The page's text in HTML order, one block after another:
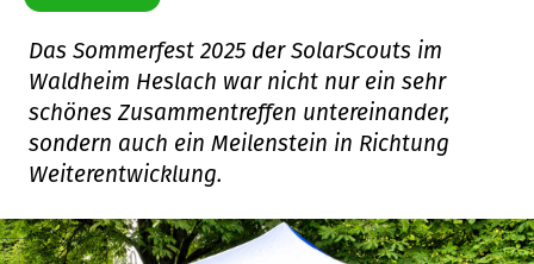
Das Sommerfest 2025 der SolarScouts im
Waldheim Heslach war nicht nur ein sehr
schönes Zusammentreffen untereinander,
sondern auch ein Meilenstein in Richtung
Weiterentwicklung.